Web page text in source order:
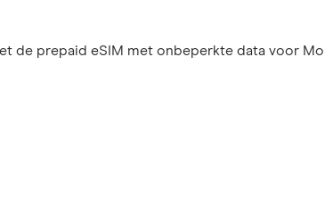
de prepaid eSIM met onbeperkte data voor